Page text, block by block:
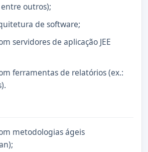
entre outros);
de software;
servidores de aplicação JEE
ferramentas de relatórios (ex.:
metodologias ágeis